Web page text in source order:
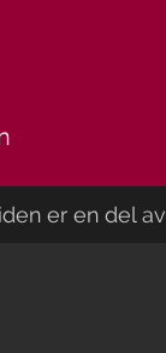
er en del av